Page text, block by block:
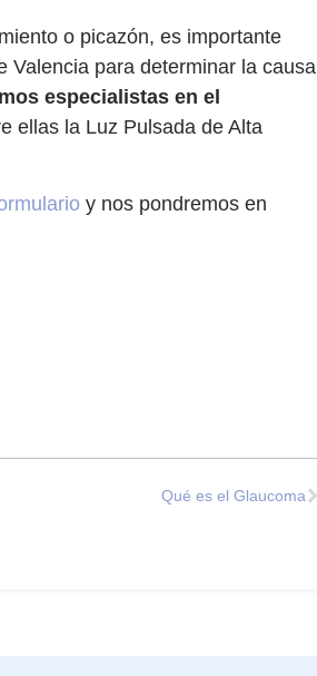
o picazón, es importante
Valencia para determinar la causa
especialistas en el
ellas la Luz Pulsada de Alta
y nos pondremos en
Qué es el Glaucoma